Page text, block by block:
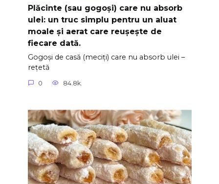
Plăcinte (sau gogoși) care nu absorb
ulei: un truc simplu pentru un aluat
moale și aerat care reușește de
fiecare dată.
Gogoși de casă (meciți) care nu absorb ulei –
rețetă
0 84.8k.